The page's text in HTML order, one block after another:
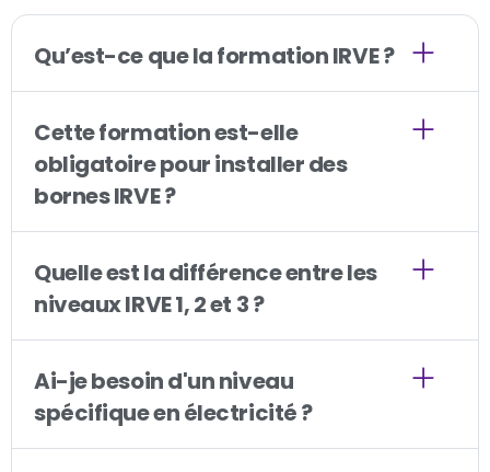
Qu’est-ce que la formation IRVE ?
Cette formation est-elle
obligatoire pour installer des
bornes IRVE ?
Quelle est la différence entre les
niveaux IRVE 1, 2 et 3 ?
Ai-je besoin d'un niveau
spécifique en électricité ?